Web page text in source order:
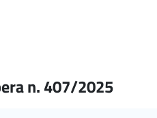
n. 407/2025